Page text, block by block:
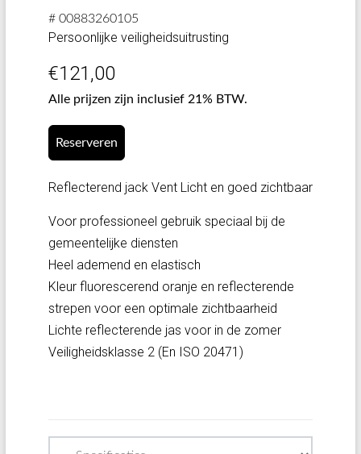
# 00883260105
Persoonlijke veiligheidsuitrusting
€121,00
Alle prijzen zijn inclusief 21% BTW.
Reserveren
Reflecterend jack Vent Licht en goed zichtbaar
Voor professioneel gebruik speciaal bij de
gemeentelijke diensten
Heel ademend en elastisch
Kleur fluorescerend oranje en reflecterende
strepen voor een optimale zichtbaarheid
Lichte reflecterende jas voor in de zomer
Veiligheidsklasse 2 (En ISO 20471)